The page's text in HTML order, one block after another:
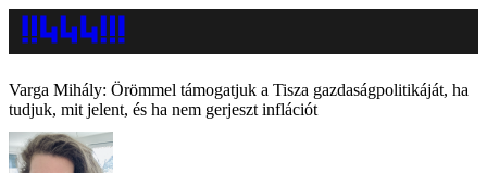
Varga Mihály: Örömmel támogatjuk a Tisza gazdaságpolitikáját, ha
tudjuk, mit jelent, és ha nem gerjeszt inflációt